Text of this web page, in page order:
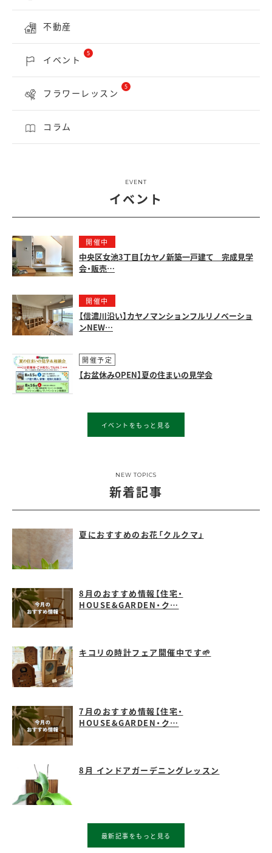
不動産
イベント
5
フラワーレッスン
5
コラム
EVENT
イベント
開催中
中央区女池3丁目【カヤノ新築一戸建て 完成見学
会・販売…
開催中
【信濃川沿い】カヤノマンションフルリノベーショ
ンNEW…
開催予定
【お盆休みOPEN】夏の住まいの見学会
イベントをもっと見る
NEW TOPICS
新着記事
夏におすすめのお花「クルクマ」
8月のおすすめ情報【住宅・
HOUSE&GARDEN・ク…
キコリの時計フェア開催中です🌱
7月のおすすめ情報【住宅・
HOUSE&GARDEN・ク…
8月 インドアガーデニングレッスン
最新記事をもっと見る